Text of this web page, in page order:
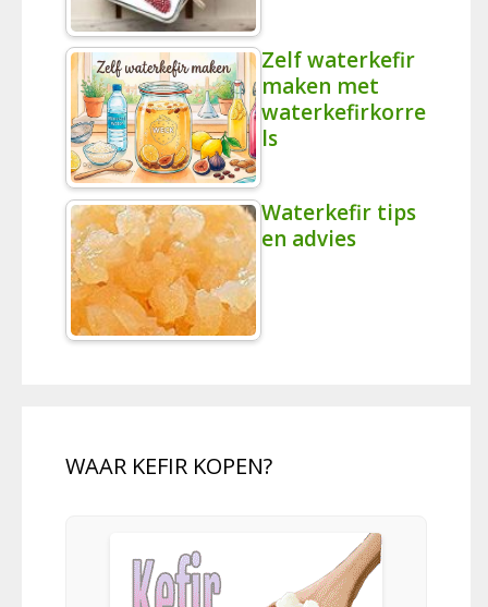
Zelf waterkefir
maken met
waterkefirkorre
ls
Waterkefir tips
en advies
WAAR KEFIR KOPEN?